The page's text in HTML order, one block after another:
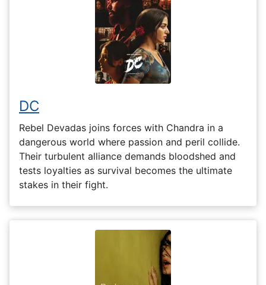
DC
Rebel Devadas joins forces with Chandra in a
dangerous world where passion and peril collide.
Their turbulent alliance demands bloodshed and
tests loyalties as survival becomes the ultimate
stakes in their fight.